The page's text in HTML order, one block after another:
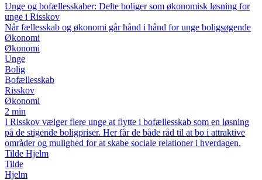
Unge og bofællesskaber: Delte boliger som økonomisk løsning for
unge i Risskov
Når fællesskab og økonomi går hånd i hånd for unge boligsøgende
Økonomi
Økonomi
Unge
Bolig
Bofællesskab
Risskov
Økonomi
2 min
I Risskov vælger flere unge at flytte i bofællesskab som en løsning
på de stigende boligpriser. Her får de både råd til at bo i attraktive
områder og mulighed for at skabe sociale relationer i hverdagen.
Tilde Hjelm
Tilde
Hjelm